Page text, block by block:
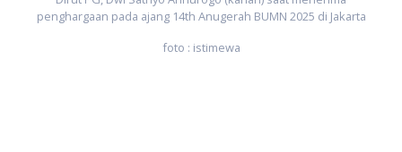
penghargaan pada ajang 14th Anugerah BUMN 2025 di Jakarta
foto : istimewa